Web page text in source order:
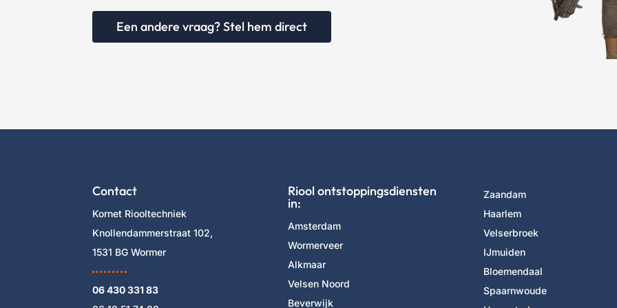
Een andere vraag? Stel hem direct
Contact
Kornet Riooltechniek
Knollendammerstraat 102,
1531 BG Wormer
06 430 331 83
Riool ontstoppingsdiensten
in:
Amsterdam
Wormerveer
Alkmaar
Velsen Noord
Beverwijk
Zaandam
Haarlem
Velserbroek
IJmuiden
Bloemendaal
Spaarnwoude